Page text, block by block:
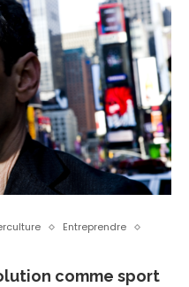
Entreprendre
comme sport